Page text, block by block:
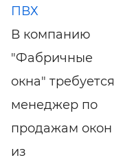
ПВХ
В компанию
"Фабричные
окна" требуется
менеджер по
продажам окон
из